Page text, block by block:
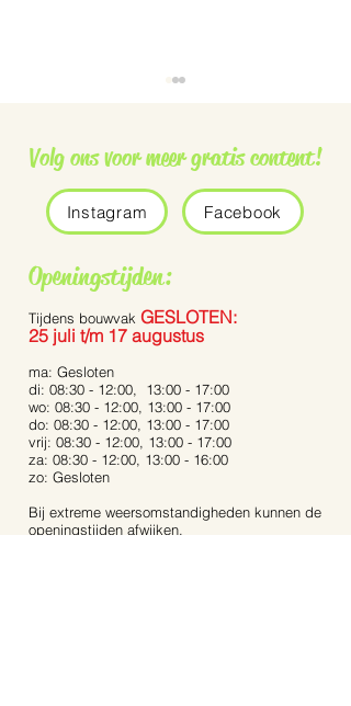
Grauwe vliegenvanger
Volg ons voor meer gratis content!
Instagram Facebook
Openingstijden:
Tijdens bouwvak GESLOTEN:
25 juli t/m 17 augustus
ma: Gesloten
di: 08:30 - 12:00, 13:00 - 17:00
wo: 08:30 - 12:00, 13:00 - 17:00
do: 08:30 - 12:00, 13:00 - 17:00
vrij: 08:30 - 12:00, 13:00 - 17:00
za: 08:30 - 12:00, 13:00 - 16:00
zo: Gesloten
Bij extreme weersomstandigheden kunnen de
openingstijden afwijken.